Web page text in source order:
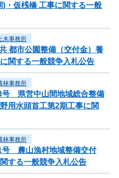
・仮桟橋 工事に関する一般
木事務所
都市公園整備（交付金）養
関する一般競争入札公告
林事務所
号 県営中山間地域総合整備
水頭首工第2期工事に関
林事務所
号 農山漁村地域整備交付
する一般競争入札公告